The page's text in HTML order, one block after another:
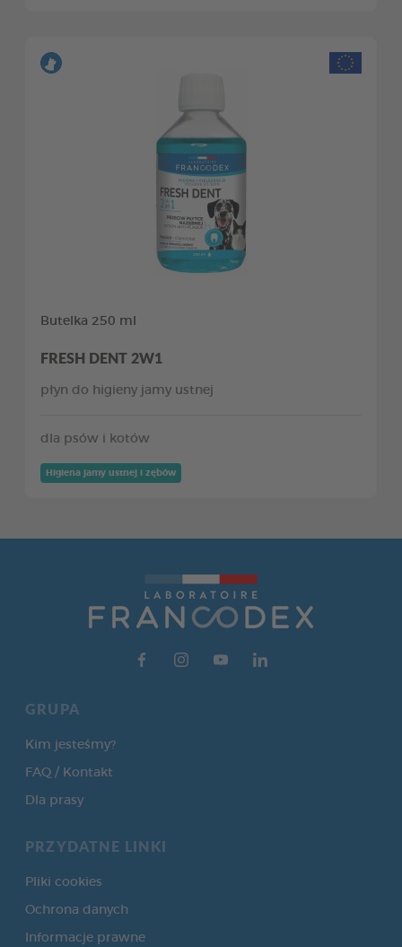
Butelka 250 ml
FRESH DENT 2W1
płyn do higieny jamy ustnej
dla psów i kotów
Higiena jamy ustnej i zębów
GRUPA
Kim jesteśmy?
FAQ / Kontakt
Dla prasy
PRZYDATNE LINKI
Pliki cookies
Ochrona danych
Informacje prawne